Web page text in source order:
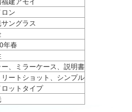
ン
ングラス
年春
ー、ミラーケース、説明書
リートショット、シンプル
ットタイプ